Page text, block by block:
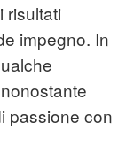
risultati
impegno. In
passione con